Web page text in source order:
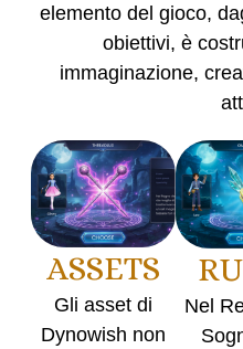
elemento del gioco,
obiettivi, è
immaginazione,
ASSETS
Gli asset di
Dynowish non
Nel